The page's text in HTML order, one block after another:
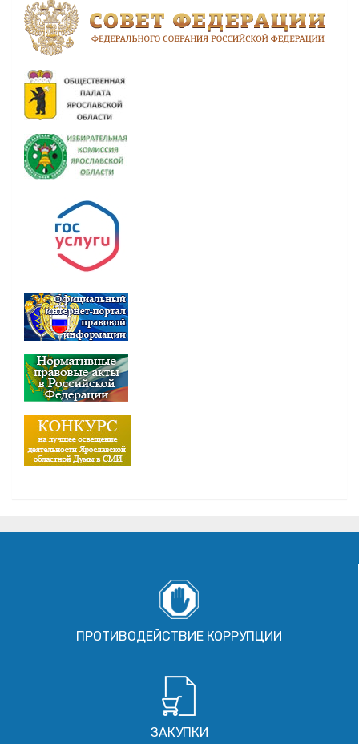
ПРОТИВОДЕЙСТВИЕ КОРРУПЦИИ
ЗАКУПКИ